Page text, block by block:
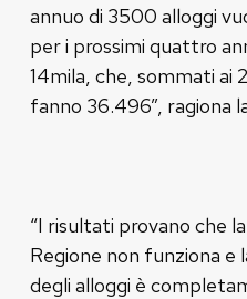
annuo di 3500 alloggi
per i prossimi quattro
14mila, che, sommati ai
fanno 36.496”, ragiona
“I risultati provano che
Regione non funziona e
degli alloggi è